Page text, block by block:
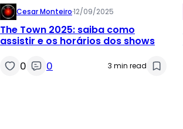
Cesar Monteiro·12/09/2025
The Town 2025: saiba como
assistir e os horários dos shows
0 0 3 min read